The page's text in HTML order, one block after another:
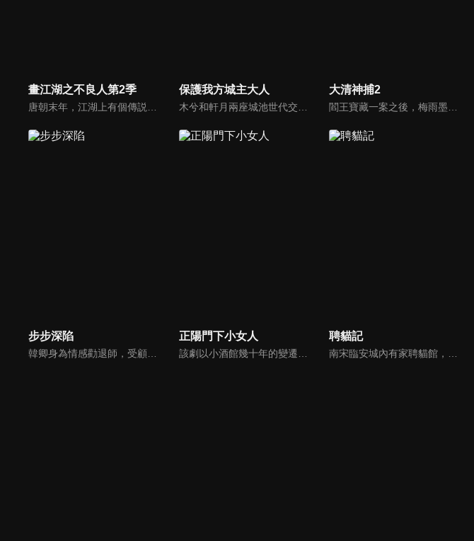
畫江湖之不良人第2季 保護我方城主大人 大清神捕2
步步深陷
韓卿身為情感勸退師，受顧客委託調查其丈夫出軌，成為華京集團董事長馮斯乾的私人助理，被迫捲入一場精心策劃的陰謀。兩人為尋找真相，從猜忌、試探到攜手、互助、坦誠，最終找到婚姻本質，也找到了真我的愛情故事。
正陽門下小女人
該劇以小酒館幾十年的變遷為線索，以女性創業者徐慧真為敘述視角，講述了其從1955年至改革開放後的幾十年間，帶領身邊人創業致富、走向小康的故事。
聘貓記
南宋臨安城內有家聘貓館，城中有需要狸奴的人家都會去店裡按流程聘貓回家。老闆娘張巧兒因為一樁大案結識了捕頭馬青山。隨著案情的深入，張巧兒的另一重身份被揭開，原來她竟是民間有名的“小賊貓”，也是馬青山一直追捕的物件。兩人在你追我逃間產生情愫，最終兩人一同揪出幕後兇手，並守護了臨安城。